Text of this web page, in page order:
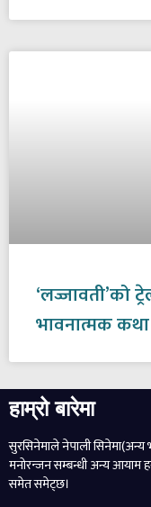
‘लज्जावती’को
भावनात्मक कथा
हाम्रो बारेमा
सुरसिनेमाले नेपाली सिनेमा(अन्य
मनोरन्जन सम्बन्धी अन्य आयाम
समेत समेट्छ।